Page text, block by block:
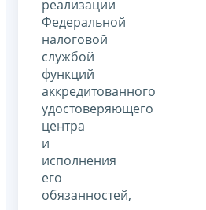
реализации
Федеральной
налоговой
службой
функций
аккредитованного
удостоверяющего
центра
и
исполнения
его
обязанностей,